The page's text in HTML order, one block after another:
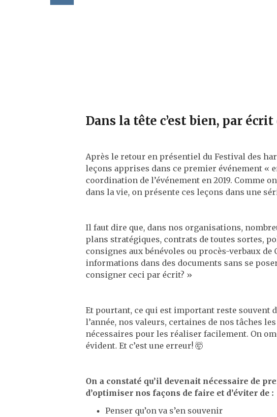
Dans la tête c’est bien, par écrit
Après le retour en présentiel du Festival des
leçons apprises dans ce premier événement «
coordination de l’événement en 2019. Comme
dans la vie, on présente ces leçons dans une
Il faut dire que, dans nos organisations,
plans stratégiques, contrats de toutes sortes,
consignes aux bénévoles ou procès-verbaux de
informations dans des documents sans se
consigner ceci par écrit? »
Et pourtant, ce qui est important reste souvent
l’année, nos valeurs, certaines de nos tâches
nécessaires pour les réaliser facilement. On
évident. Et c’est une erreur! 🤯
On a constaté qu’il devenait nécessaire de
d’optimiser nos façons de faire et d’éviter de :
Penser qu’on va s’en souvenir